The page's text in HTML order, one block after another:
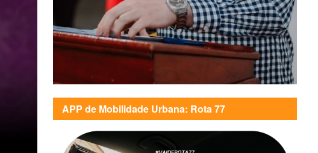
APP de Mobilidade Urbana: Rota 77